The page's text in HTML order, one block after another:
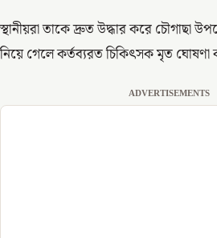
স্থানীয়রা তাকে দ্রুত উদ্ধার করে চৌগাছা
নিয়ে গেলে কর্তব্যরত চিকিৎসক মৃত ঘোষণা
ADVERTISEMENTS